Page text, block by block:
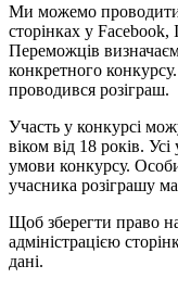
Ми можемо проводити
сторінках у Facebook,
Переможців
конкретного
проводився розіграш.
Участь у конкурсі
віком від 18 років.
умови конкурсу.
учасника розіграшу
Щоб зберегти право
адміністрацією
дані.